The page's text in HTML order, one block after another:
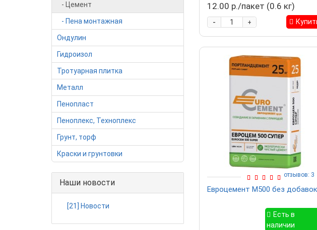
- Цемент
- Пена монтажная
Ондулин
Гидроизол
Тротуарная плитка
Металл
Пенопласт
Пеноплекс, Техноплекс
Грунт, торф
Краски и грунтовки
Наши новости
[21] Новости
12.00 р./пакет (0.6 кг)
+
-
Евроцемент М500 без добавок
отзывов: 3
Есть в
наличии